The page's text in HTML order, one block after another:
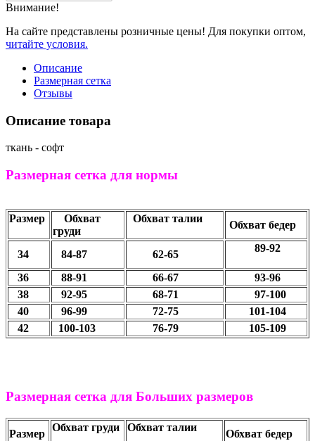
Внимание!
На сайте представлены розничные цены! Для покупки оптом,
читайте условия.
Описание
Размерная сетка
Отзывы
Описание товара
ткань - софт
Размерная сетка для нормы
Размер
Обхват
груди
Обхват талии
Обхват бедер
34 84-87 62-65
89-92
36 88-91 66-67
93-96
38
92-95 68-71
97-100
40
96-99 72-75
101-104
42
100-103 76-79 105-109
Размерная сетка для Больших размеров
Размер
Обхват груди Обхват талии
Обхват бедер